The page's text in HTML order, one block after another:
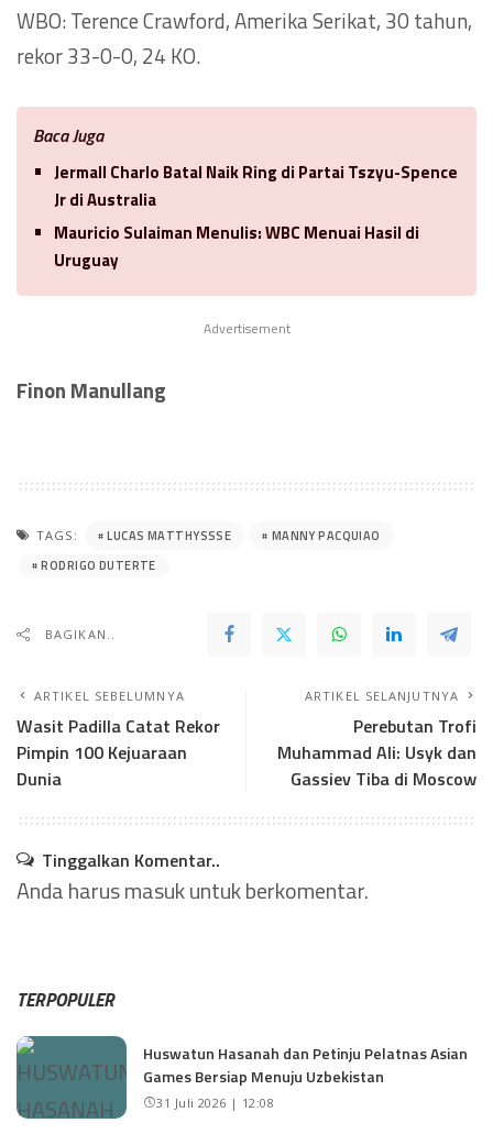
WBO: Terence Crawford, Amerika Serikat, 30 tahun,
rekor 33-0-0, 24 KO.
Baca Juga
Jermall Charlo Batal Naik Ring di Partai Tszyu-Spence
Jr di Australia
Mauricio Sulaiman Menulis: WBC Menuai Hasil di
Uruguay
Advertisement
Finon Manullang
TAGS: LUCAS MATTHYSSSE
MANNY PACQUIAO
RODRIGO DUTERTE
BAGIKAN..
ARTIKEL SEBELUMNYA
Wasit Padilla Catat Rekor
Pimpin 100 Kejuaraan
Dunia
ARTIKEL SELANJUTNYA
Perebutan Trofi
Muhammad Ali: Usyk dan
Gassiev Tiba di Moscow
Tinggalkan Komentar..
Anda harusmasukuntuk berkomentar.
TERPOPULER
Huswatun Hasanah dan Petinju Pelatnas Asian
Games Bersiap Menuju Uzbekistan
31 Juli 2026 | 12:08